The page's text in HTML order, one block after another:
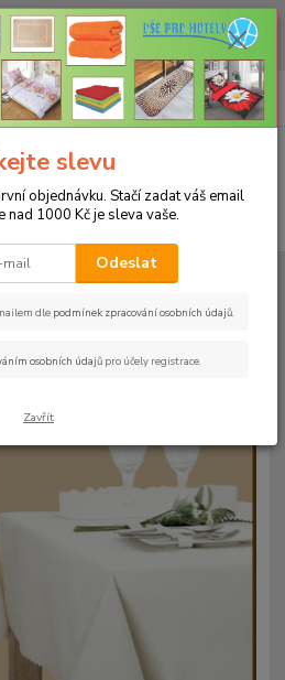
NAŠICH PRODUKTŮ ZA LEPŠÍ
Klikněte ZDE
CZK 0ks
za0 Kč
jednobarevné s vodoodpudivou úpravou
38x160cm - ekr
slevu
objednávku. Stačí zadat váš email
nad 1000 Kč je sleva vaše.
Odeslat
dle podmínek zpracování osobních údajů.
osobních údajů pro účely registrace.
Zavřít